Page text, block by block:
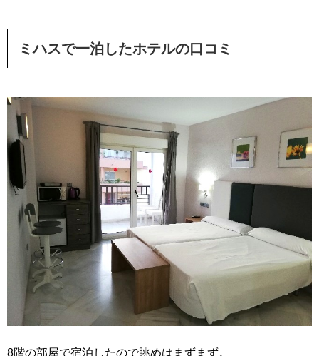
ミハスで一泊したホテルの口コミ
8階の部屋で宿泊したので眺めはまずまず。